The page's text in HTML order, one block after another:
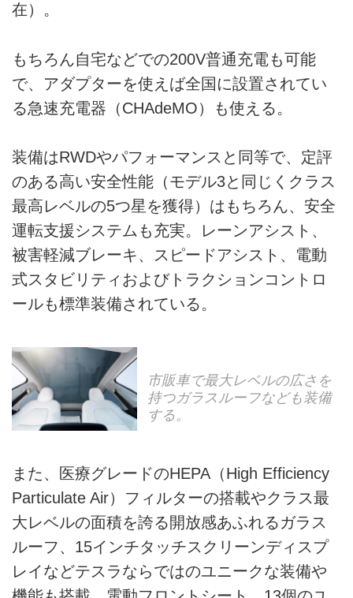
在）。
もちろん自宅などでの200V普通充電も可能
で、アダプターを使えば全国に設置されてい
る急速充電器（CHAdeMO）も使える。
装備はRWDやパフォーマンスと同等で、定評
のある高い安全性能（モデル3と同じくクラス
最高レベルの5つ星を獲得）はもちろん、安全
運転支援システムも充実。レーンアシスト、
被害軽減ブレーキ、スピードアシスト、電動
式スタビリティおよびトラクションコントロ
ールも標準装備されている。
市販車で最大レベルの広さを
持つガラスルーフなども装備
する。
また、医療グレードのHEPA（High Efficiency
Particulate Air）フィルターの搭載やクラス最
大レベルの面積を誇る開放感あふれるガラス
ルーフ、15インチタッチスクリーンディスプ
レイなどテスラならではのユニークな装備や